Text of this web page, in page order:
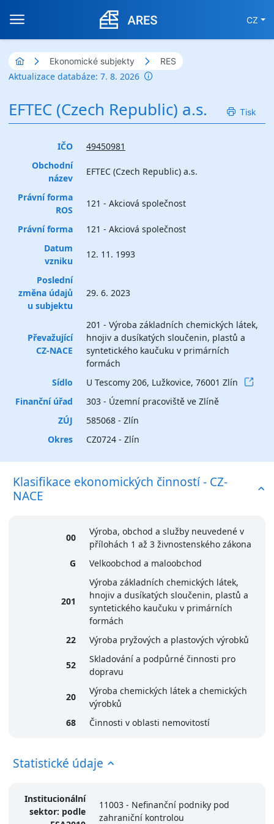
CZ
Ekonomické subjekty RES
Aktualizace databáze: 7. 8. 2026
EFTEC (Czech Republic) a.s. Tisk
IČO
49450981
Obchodní
název
EFTEC (Czech Republic) a.s.
Právní forma
ROS
121 - Akciová společnost
Právní forma
121 - Akciová společnost
Datum
vzniku
12. 11. 1993
Poslední
změna údajů
u subjektu
29. 6. 2023
Převažující
CZ-NACE
201 - Výroba základních chemických látek,
hnojiv a dusíkatých sloučenin, plastů a
syntetického kaučuku v primárních
formách
Sídlo
U Tescomy 206, Lužkovice, 76001 Zlín
Finanční úřad
303 - Územní pracoviště ve Zlíně
ZÚJ
585068 - Zlín
Okres
CZ0724 - Zlín
Klasifikace ekonomických činností - CZ-
NACE
00
Výroba, obchod a služby neuvedené v
přílohách 1 až 3 živnostenského zákona
G
Velkoobchod a maloobchod
201
Výroba základních chemických látek,
hnojiv a dusíkatých sloučenin, plastů a
syntetického kaučuku v primárních
formách
22
Výroba pryžových a plastových výrobků
52
Skladování a podpůrné činnosti pro
dopravu
20
Výroba chemických látek a chemických
výrobků
68
Činnosti v oblasti nemovitostí
Statistické údaje
Institucionální
sektor: podle
11003 - Nefinanční podniky pod
zahraniční kontrolou